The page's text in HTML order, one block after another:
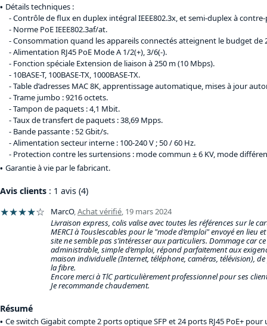
Détails techniques :
Contrôle de flux en duplex intégral IEEE802.3x, et semi-duplex à
Norme PoE IEEE802.3af/at.
Consommation quand les appareils connectés atteignent le budget de
Alimentation RJ45 PoE Mode A 1/2(+), 3/6(-).
Fonction spéciale Extension de liaison à 250 m (10 Mbps).
10BASE-T, 100BASE-TX, 1000BASE-TX.
Table d’adresses MAC 8K, apprentissage automatique, mises à jour
Trame jumbo : 9216 octets.
Tampon de paquets : 4,1 Mbit.
Taux de transfert de paquets : 38,69 Mpps.
Bande passante : 52 Gbit/s.
Alimentation secteur interne : 100-240 V ; 50 / 60 Hz.
Protection contre les surtensions : mode commun ± 6 KV, mode
Garantie à vie par le fabricant.
Avis clients : 1 avis (4)
★★★★☆ MarcO,Achat vérifié, 19 mars 2024
Livraison express, colis valise avec toutes les références sur le
MERCI à Touslescables pour le "mode d’emploi" envoyé en lieu
site ne semble pas s’intéresser aux particuliers. Dommage car
administrable, simple d’emploi, répond parfaitement aux
maison individuelle (Internet, téléphone, caméras, télévision),
la fibre.
Encore merci à TlC particulièrement professionnel pour ses
Je recommande chaudement.
Résumé
Ce switch Gigabit compte 2 ports optique SFP et 24 ports RJ45 PoE+ pour